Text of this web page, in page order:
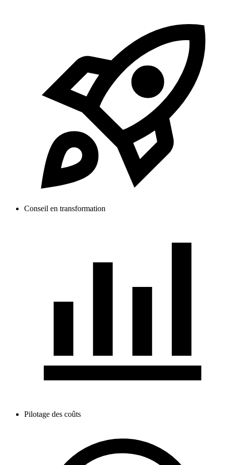
Conseil en transformation
Pilotage des coûts